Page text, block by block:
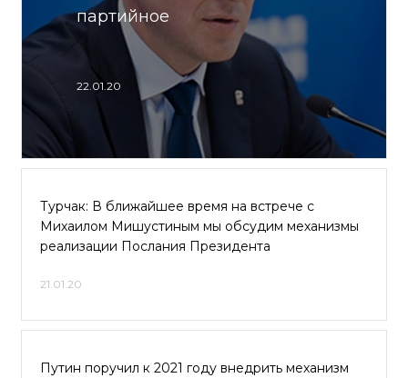
партийное
22.01.20
Турчак: В ближайшее время на встрече с
Михаилом Мишустиным мы обсудим механизмы
реализации Послания Президента
21.01.20
Путин поручил к 2021 году внедрить механизм